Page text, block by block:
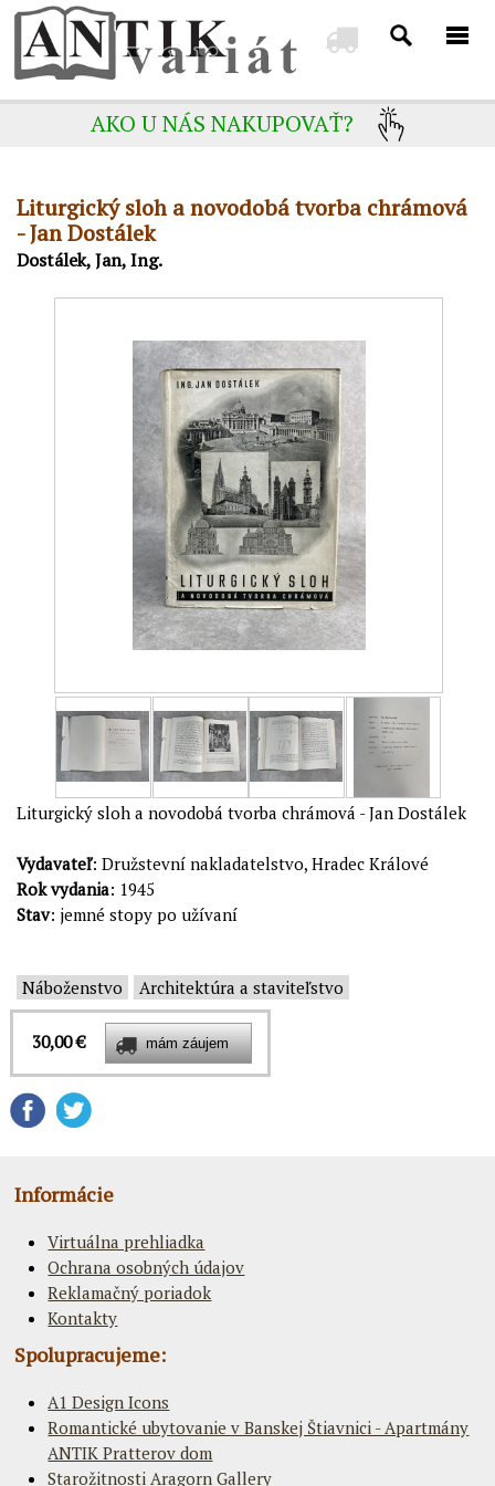
AKO U NÁS NAKUPOVAŤ?
Liturgický sloh a novodobá tvorba chrámová
- Jan Dostálek
Dostálek, Jan, Ing.
Liturgický sloh a novodobá tvorba chrámová - Jan Dostálek
Vydavateľ: Družstevní nakladatelstvo, Hradec Králové
Rok vydania: 1945
Stav: jemné stopy po užívaní
Náboženstvo Architektúra a staviteľstvo
30,00 €
Informácie
Virtuálna prehliadka
Ochrana osobných údajov
Reklamačný poriadok
Kontakty
Spolupracujeme:
A1 Design Icons
Romantické ubytovanie v Banskej Štiavnici - Apartmány
ANTIK Pratterov dom
Starožitnosti Aragorn Gallery